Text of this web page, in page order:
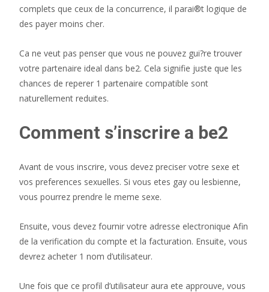
complets que ceux de la concurrence, il parai®t logique de
des payer moins cher.
Ca ne veut pas penser que vous ne pouvez gui?re trouver
votre partenaire ideal dans be2. Cela signifie juste que les
chances de reperer 1 partenaire compatible sont
naturellement reduites.
Comment s’inscrire a be2
Avant de vous inscrire, vous devez preciser votre sexe et
vos preferences sexuelles. Si vous etes gay ou lesbienne,
vous pourrez prendre le meme sexe.
Ensuite, vous devez fournir votre adresse electronique Afin
de la verification du compte et la facturation. Ensuite, vous
devrez acheter 1 nom d’utilisateur.
Une fois que ce profil d’utilisateur aura ete approuve, vous